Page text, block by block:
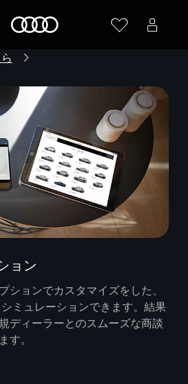
ョン
ションでカスタマイズをした、
ミュレーションできます。結果
ディーラーとのスムーズな商談
す。